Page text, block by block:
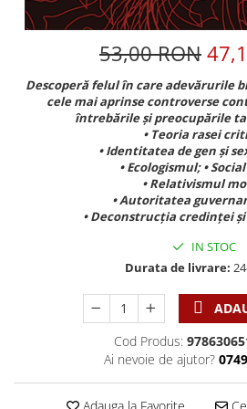
Viata crestina
Rugaciune
Familie
Barbati
Instrumente pastorale
Despre biserica
Predici/ Schite de predici
Resurse studiu biblic
Pix plastic
Jocuri
Jurnal de Rugaciune
Limba Engleza
Pix+Semn de carte
Produse din lemn
Tablouri
Sibiu
Alte suveniruri
Carti postale
Jurnal
Alte suveniruri
Magneti
Suport pahar
53,00 RON
Descoperă felul în care adevărurile
cele mai aprinse controverse
întrebările și preocupările
• Teoria rasei
• Identitatea de gen și
• Ecologismul; •
• Relativismul
• Autoritatea
• Deconstrucția credinței
IN STOC
Durata de livrare:
Cod Produs:
Ai nevoie de ajutor?